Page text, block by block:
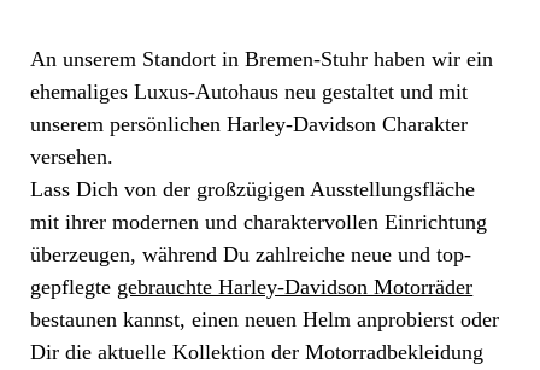
An unserem Standort in Bremen-Stuhr haben wir ein
ehemaliges Luxus-Autohaus neu gestaltet und mit
unserem persönlichen Harley-Davidson Charakter
versehen.
Lass Dich von der großzügigen Ausstellungsfläche
mit ihrer modernen und charaktervollen Einrichtung
überzeugen, während Du zahlreiche neue und top-
gepflegte gebrauchte Harley-Davidson Motorräder
bestaunen kannst, einen neuen Helm anprobierst oder
Dir die aktuelle Kollektion der Motorradbekleidung